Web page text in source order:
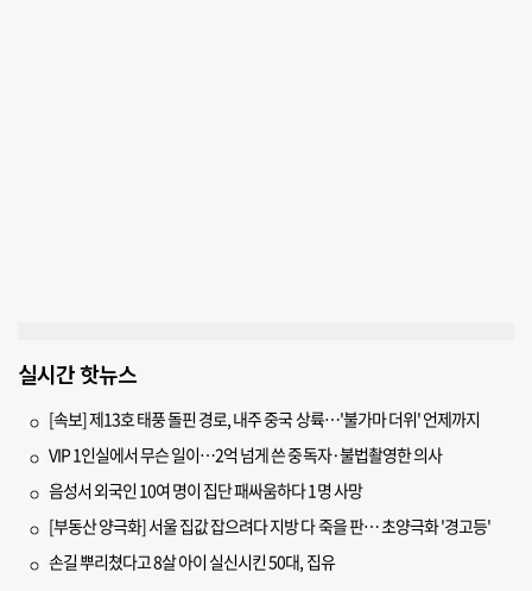
실시간 핫뉴스
[속보] 제13호 태풍 돌핀 경로, 내주 중국 상륙…'불가마 더위' 언제까지
VIP 1인실에서 무슨 일이…2억 넘게 쓴 중독자·불법촬영한 의사
음성서 외국인 10여 명이 집단 패싸움하다 1명 사망
[부동산 양극화] 서울 집값 잡으려다 지방 다 죽을 판… 초양극화 '경고등'
손길 뿌리쳤다고 8살 아이 실신시킨 50대, 집유